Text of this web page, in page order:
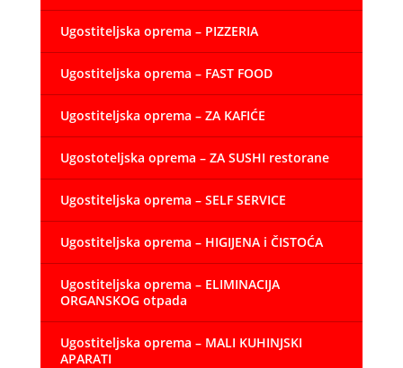
Ugostiteljska oprema – PIZZERIA
Ugostiteljska oprema – FAST FOOD
Ugostiteljska oprema – ZA KAFIĆE
Ugostoteljska oprema – ZA SUSHI restorane
Ugostiteljska oprema – SELF SERVICE
Ugostiteljska oprema – HIGIJENA i ČISTOĆA
Ugostiteljska oprema – ELIMINACIJA
ORGANSKOG otpada
Ugostiteljska oprema – MALI KUHINJSKI
APARATI